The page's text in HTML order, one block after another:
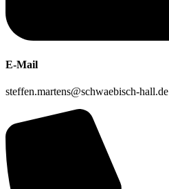
E-Mail
steffen.martens@schwaebisch-hall.de